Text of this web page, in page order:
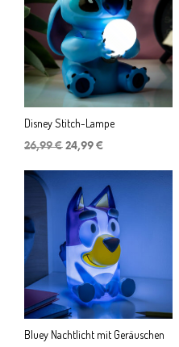
Disney Stitch-Lampe
26,99€ Ursprünglicher
war:
26,99 €
24,99 €
ist:
24,99 €.
Bluey Nachtlicht mit Geräuschen